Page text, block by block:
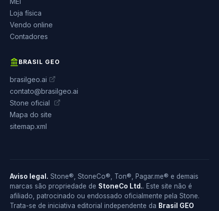
Loja física
Vendo online
Contadores
BRASIL GEO
brasilgeo.ai
contato@brasilgeo.ai
Stone oficial
Mapa do site
sitemap.xml
Aviso legal. Stone®, StoneCo®, Ton®, Pagar.me® e demais
marcas são propriedade de StoneCo Ltd.. Este site não é
afiliado, patrocinado ou endossado oficialmente pela Stone.
Trata-se de iniciativa editorial independente da Brasil GEO